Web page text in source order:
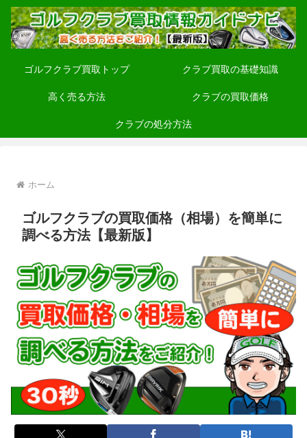
ゴルフクラブ買取トップ クラブ買取の基礎知識
高く売る方法 クラブの買取価格
クラブの処分方法
ホーム
ゴルフクラブの買取価格（相場）を簡単に
調べる方法【最新版】